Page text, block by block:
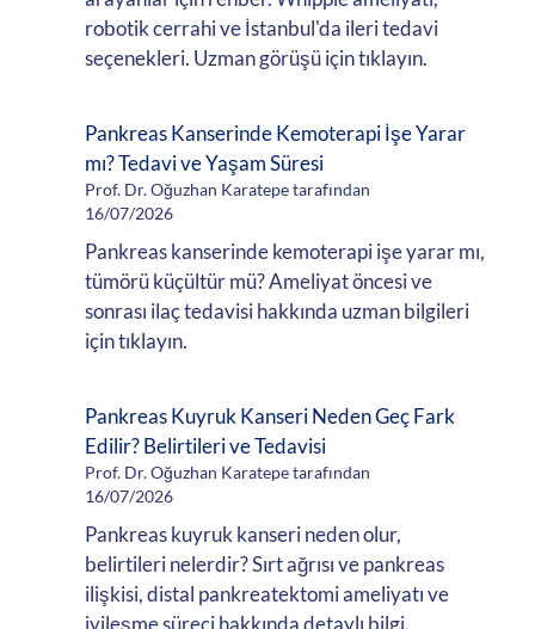
robotik cerrahi ve İstanbul'da ileri tedavi
seçenekleri. Uzman görüşü için tıklayın.
Pankreas Kanserinde Kemoterapi İşe Yarar
mı? Tedavi ve Yaşam Süresi
Prof. Dr. Oğuzhan Karatepe tarafından
16/07/2026
Pankreas kanserinde kemoterapi işe yarar mı,
tümörü küçültür mü? Ameliyat öncesi ve
sonrası ilaç tedavisi hakkında uzman bilgileri
için tıklayın.
Pankreas Kuyruk Kanseri Neden Geç Fark
Edilir? Belirtileri ve Tedavisi
Prof. Dr. Oğuzhan Karatepe tarafından
16/07/2026
Pankreas kuyruk kanseri neden olur,
belirtileri nelerdir? Sırt ağrısı ve pankreas
ilişkisi, distal pankreatektomi ameliyatı ve
iyileşme süreci hakkında detaylı bilgi.